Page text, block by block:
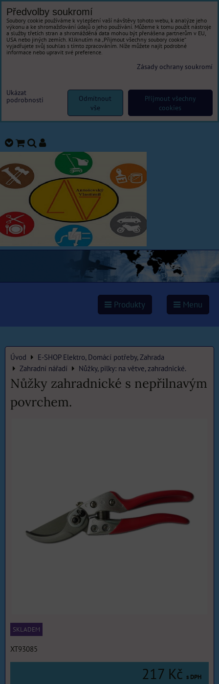
Produkty Menu
Úvod
E-SHOP Elektro, Domácí potřeby, Zahrada
Zahradní nářadí
Nůžky, pilky: na větve, zahradnické.
Nůžky zahradnické s nepřilnavým
povrchem.
SKLADEM
XT93085
217 Kč s DPH
Předvolby soukromí
Soubory cookie používáme k vylepšení vaší návštěvy tohoto webu, k analýze jeho
výkonu a ke shromažďování údajů o jeho používání. Můžeme k tomu použít nástroje
a služby třetích stran a shromážděná data mohou být přenášena partnerům v EU,
USA nebo jiných zemích. Kliknutím na „Přijmout všechny soubory cookie“
vyjadřujete svůj souhlas s tímto zpracováním. Níže můžete najít podrobné
informace nebo upravit své preference.
Zásady ochrany soukromí
Ukázat
podrobnosti
Přijmout všechny
cookies
Odmítnout
vše